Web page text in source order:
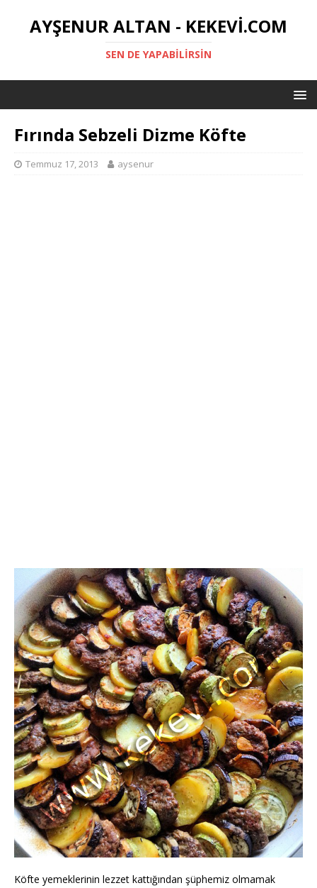
AYŞENUR ALTAN - KEKEVI.COM
SEN DE YAPABILIRSIN
Fırında Sebzeli Dizme Köfte
Temmuz 17, 2013 aysenur
Köfte yemeklerinin lezzet kattığından şüphemiz olmamak